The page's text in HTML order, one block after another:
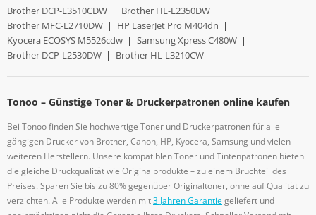
Brother DCP-L3510CDW | Brother HL-L2350DW |
Brother MFC-L2710DW | HP LaserJet Pro M404dn |
Kyocera ECOSYS M5526cdw | Samsung Xpress C480W |
Brother DCP-L2530DW | Brother HL-L3210CW
Tonoo – Günstige Toner & Druckerpatronen online kaufen
Bei Tonoo finden Sie hochwertige Toner und Druckerpatronen für alle
gängigen Drucker von Brother, Canon, HP, Kyocera, Samsung und vielen
weiteren Herstellern. Unsere kompatiblen Toner und Tintenpatronen bieten
die gleiche Druckqualität wie Originalprodukte – zu einem Bruchteil des
Preises. Sparen Sie bis zu 80% gegenüber Originaltoner, ohne auf Qualität zu
verzichten. Alle Produkte werden mit3 Jahren Garantiegeliefert und